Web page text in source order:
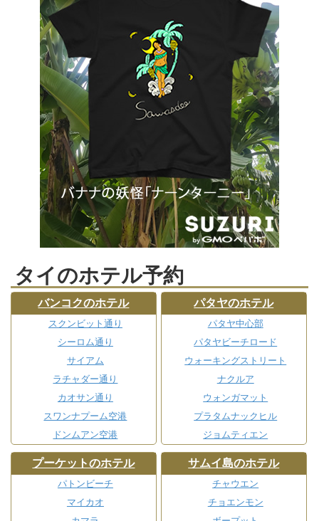
タイのホテル予約
バンコクのホテル
スクンビット通り
シーロム通り
サイアム
ラチャダー通り
カオサン通り
スワンナプーム空港
ドンムアン空港
パタヤのホテル
パタヤ中心部
パタヤビーチロード
ウォーキングストリート
ナクルア
ウォンガマット
プラタムナックヒル
ジョムティエン
プーケットのホテル
パトンビーチ
マイカオ
サムイ島のホテル
チャウエン
チョエンモン